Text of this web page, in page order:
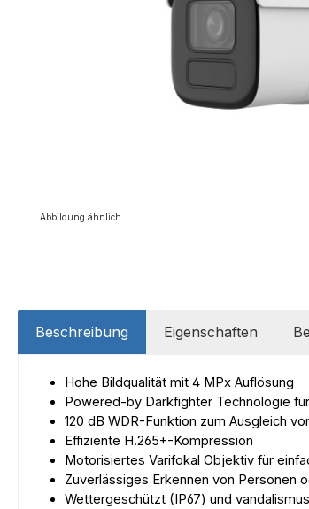
Abbildung ähnlich
Beschreibung Eigenschaften
Hohe Bildqualität mit 4 MPx Auflösung
Powered-by Darkfighter Technologie
120 dB WDR-Funktion zum Ausgleich
Effiziente H.265+-Kompression
Motorisiertes Varifokal Objektiv für
Zuverlässiges Erkennen von Personen
Wettergeschützt (IP67) und